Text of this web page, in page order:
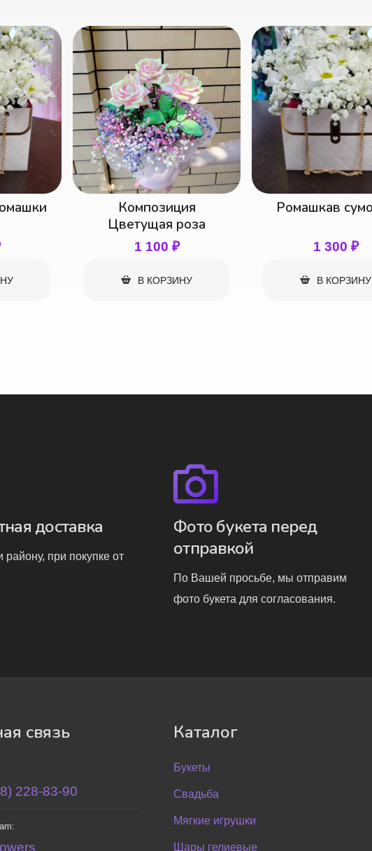
Ромашкав сумочки
1 300 ₽
В КОРЗИНУ
Товар
2 950 ₽
В КОРЗИНУ
доставка
при покупке от
Фото букета перед
отправкой
По Вашей просьбе, мы отправим
фото букета для согласования.
связь
228-83-90
Каталог
Букеты
Свадьба
Мягкие игрушки
Шары гелиевые